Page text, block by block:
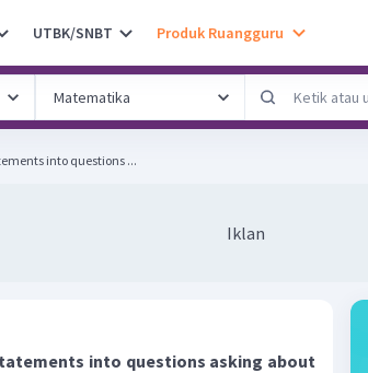
UTBK/SNBT Produk Ruangguru
into questions ...
Iklan
into questions asking about